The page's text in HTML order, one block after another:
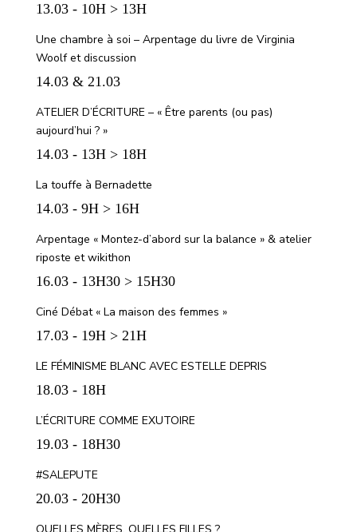
13.03 - 10H > 13H
Une chambre à soi – Arpentage du livre de Virginia
Woolf et discussion
14.03 & 21.03
ATELIER D’ÉCRITURE – « Être parents (ou pas)
aujourd’hui ? »
14.03 - 13H > 18H
La touffe à Bernadette
14.03 - 9H > 16H
Arpentage « Montez-d’abord sur la balance » & atelier
riposte et wikithon
16.03 - 13H30 > 15H30
Ciné Débat « La maison des femmes »
17.03 - 19H > 21H
LE FÉMINISME BLANC AVEC ESTELLE DEPRIS
18.03 - 18H
L’ÉCRITURE COMME EXUTOIRE
19.03 - 18H30
#SALEPUTE
20.03 - 20H30